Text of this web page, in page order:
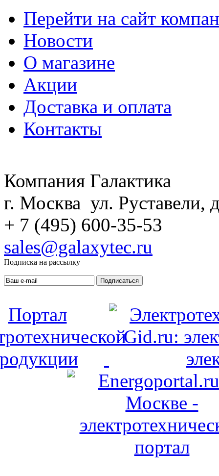
Перейти на сайт
Новости
О магазине
Акции
Доставка и оплата
Контакты
Компания Галактика
г. Москва ул. Руставели,
+ 7 (495) 600-35-53
sales@galaxytec.ru
Подписка на рассылку
Подписаться